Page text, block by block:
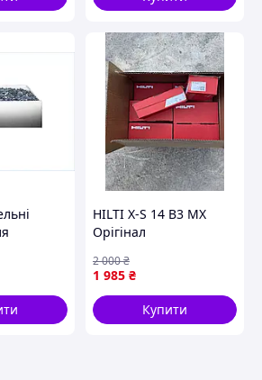
ТМ
HILTI X-S 14 B3 MX
Орігінал
1 985 ₴
2 000₴
Купити